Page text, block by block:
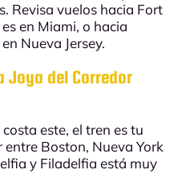
Revisa vuelos hacia Fort
en Miami, o hacia
Nueva Jersey.
Joya del Corredor
este, el tren es tu
entre Boston, Nueva York
y Filadelfia está muy